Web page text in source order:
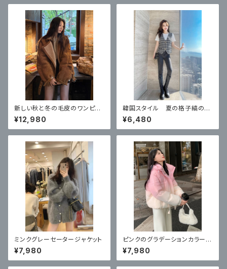
新しい秋と冬の毛皮のワンピー
スプラスベルベット オートバイ
ジャケット ラムウール
¥12,980
韓国スタイル 夏の格子縞のベ
スト 2026 新しいスタイル
¥6,480
ミンクグレーセータージャケット
¥7,980
ピンクのグラデーションカラーの
ダウンジャケット リトルマンの
ジャケット ルースドーパミン
¥7,980